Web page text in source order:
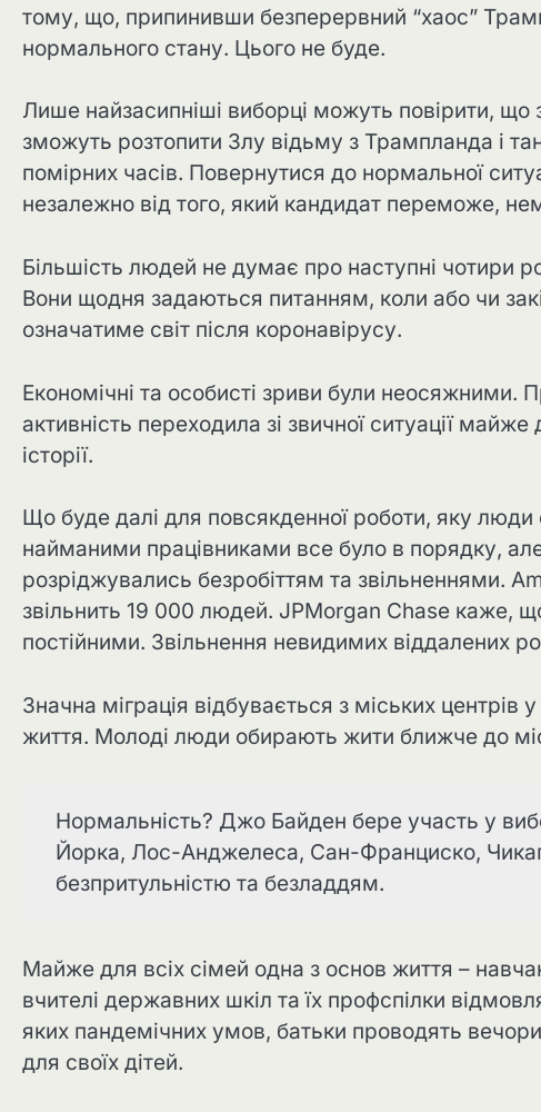
тому, що, припинивши безперервний “хаос”
нормального стану. Цього не буде.
Лише найзасипніші виборці можуть повірити, що
зможуть розтопити Злу відьму з Трампланда і
помірних часів. Повернутися до нормальної
незалежно від того, який кандидат переможе,
Більшість людей не думає про наступні чотири
Вони щодня задаються питанням, коли або чи
означатиме світ після коронавірусу.
Економічні та особисті зриви були неосяжними.
активність переходила зі звичної ситуації
історії.
Що буде далі для повсякденної роботи, яку
найманими працівниками все було в порядку,
розріджувались безробіттям та звільненнями.
звільнить 19 000 людей. JPMorgan Chase каже,
постійними. Звільнення невидимих ​​віддалених
Значна міграція відбувається з міських
життя. Молоді люди обирають жити ближче до
Нормальність? Джо Байден бере участь у
Йорка, Лос-Анджелеса, Сан-Франциско,
безпритульністю та безладдям.
Майже для всіх сімей одна з основ життя –
вчителі державних шкіл та їх профспілки
яких пандемічних умов, батьки проводять
для своїх дітей.